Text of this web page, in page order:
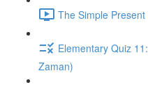
The Simple
Elementary Quiz
Zaman)